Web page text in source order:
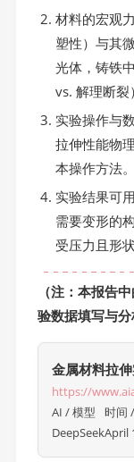
材料的宏观
塑性）与其
光体，铸铁
vs. 解理断裂
实验操作与
拉伸性能物
本操作方法。
实验结果可
需要变形的
受压力且形
（注：本报告
验数据填写与分
金属材料拉
https://
AI / 模型
DeepSeek
时间
April